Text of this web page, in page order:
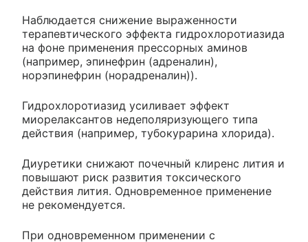
Наблюдается снижение выраженности
терапевтического эффекта гидрохлоротиазида
на фоне применения прессорных аминов
(например, эпинефрин (адреналин),
норэпинефрин (норадреналин)).
Гидрохлоротиазид усиливает эффект
миорелаксантов недеполяризующего типа
действия (например, тубокурарина хлорида).
Диуретики снижают почечный клиренс лития и
повышают риск развития токсического
действия лития. Одновременное применение
не рекомендуется.
При одновременном применении с